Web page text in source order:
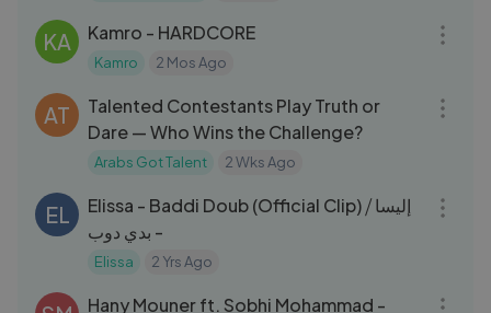
KA Kamro - HARDCORE
Kamro 2 Mos Ago
AT
Talented Contestants Play Truth or
Dare — Who Wins the Challenge?
Arabs Got Talent 2 Wks Ago
EL
Elissa - Baddi Doub (Official Clip) ⧸ إليسا
- بدي دوب
Elissa 2 Yrs Ago
Hany Mouner ft. Sobhi Mohammad -